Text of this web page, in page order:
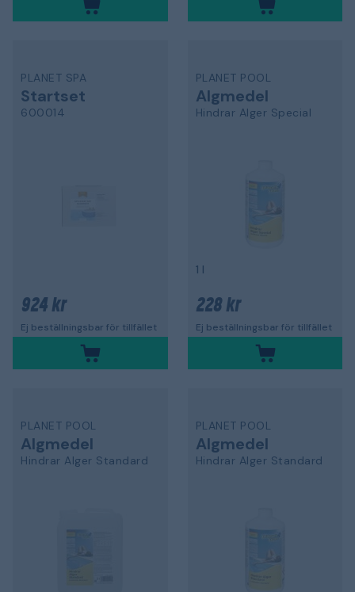
PLANET SPA
Startset
600014
924 kr
Ej beställningsbar för tillfället
PLANET POOL
Algmedel
Hindrar Alger Special
1 l
228 kr
Ej beställningsbar för tillfället
PLANET POOL
Algmedel
Hindrar Alger Standard
PLANET POOL
Algmedel
Hindrar Alger Standard